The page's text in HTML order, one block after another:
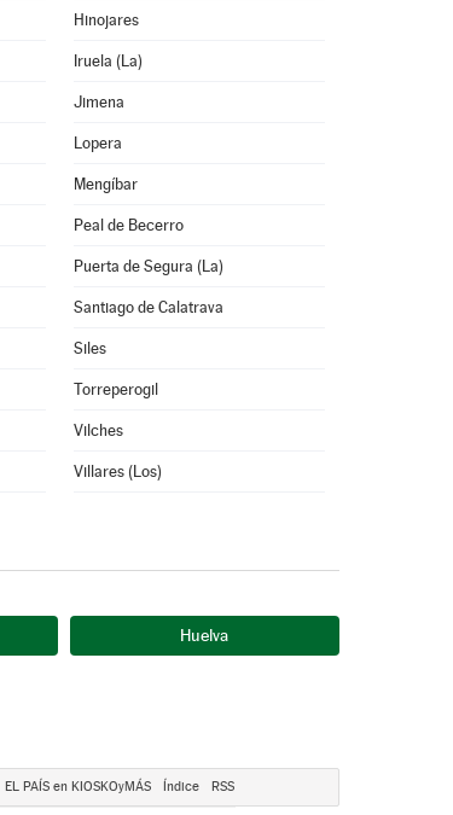
Hinojares
Iruela (La)
Jimena
Lopera
Mengíbar
Peal de Becerro
Puerta de Segura (La)
Santiago de Calatrava
Siles
Torreperogil
Vilches
Villares (Los)
Huelva
EL PAÍS en KIOSKOyMÁS Índice RSS